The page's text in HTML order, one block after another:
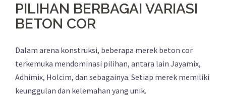
PILIHAN BERBAGAI VARIASI
BETON COR
Dalam arena konstruksi, beberapa merek beton cor
terkemuka mendominasi pilihan, antara lain Jayamix,
Adhimix, Holcim, dan sebagainya. Setiap merek memiliki
keunggulan dan kelemahan yang unik.